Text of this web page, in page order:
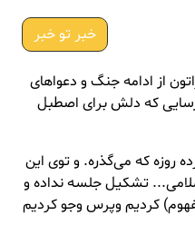
خبر تو خبر
از ادامه جنگ و دعواهای
رسایی که دلش برای اصطبل
روزه که می‌گذره. و توی این
تشکیل جلسه نداده و
کردیم وپرس وجوکردیم